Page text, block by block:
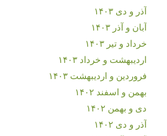
آذر و دی ۱۴۰۳
آبان و آذر ۱۴۰۳
خرداد و تیر ۱۴۰۳
اردیبهشت و خرداد ۱۴۰۳
فروردین و اردیبهشت ۱۴۰۳
بهمن و اسفند ۱۴۰۲
دی و بهمن ۱۴۰۲
آذر و دی ۱۴۰۲